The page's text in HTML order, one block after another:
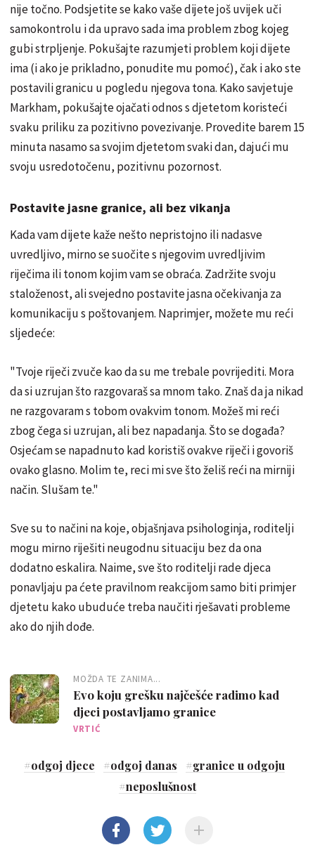
nije točno. Podsjetite se kako vaše dijete još uvijek uči
samokontrolu i da upravo sada ima problem zbog kojeg
gubi strpljenje. Pokušajte razumjeti problem koji dijete
ima (i ako je prikladno, ponudite mu pomoć), čak i ako ste
postavili granicu u pogledu njegova tona. Kako savjetuje
Markham, pokušajte ojačati odnos s djetetom koristeći
svaku priliku za pozitivno povezivanje. Provedite barem 15
minuta nasamo sa svojim djetetom svaki dan, dajući mu
svoju usredotočenu, pozitivnu pozornost.
Postavite jasne granice, ali bez vikanja
Kada vam dijete kaže nešto nepristojno ili nadasve
uvredljivo, mirno se suočite s njegovim uvredljivim
riječima ili tonom kojim vam se obraća. Zadržite svoju
staloženost, ali svejedno postavite jasna očekivanja za
komunikaciju s poštovanjem. Naprimjer, možete mu reći
sljedeće:
"Tvoje riječi zvuče kao da su me trebale povrijediti. Mora
da si uzrujan što razgovaraš sa mnom tako. Znaš da ja nikad
ne razgovaram s tobom ovakvim tonom. Možeš mi reći
zbog čega si uzrujan, ali bez napadanja. Što se događa?
Osjećam se napadnuto kad koristiš ovakve riječi i govoriš
ovako glasno. Molim te, reci mi sve što želiš reći na mirniji
način. Slušam te."
Sve su to načini na koje, objašnjava psihologinja, roditelji
mogu mirno riješiti neugodnu situaciju bez da ona
dodatno eskalira. Naime, sve što roditelji rade djeca
ponavljaju pa ćete pravilnom reakcijom samo biti primjer
djetetu kako ubuduće treba naučiti rješavati probleme
ako do njih dođe.
MOŽDA TE ZANIMA...
Evo koju grešku najčešće radimo kad
djeci postavljamo granice
VRTIĆ
#odgoj djece #odgoj danas #granice u odgoju
#neposlušnost